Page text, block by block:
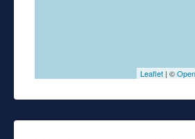
Leaflet | ©